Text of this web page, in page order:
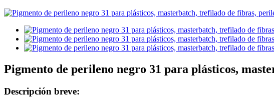
Pigmento de perileno negro 31 para plásticos,
Descripción breve: